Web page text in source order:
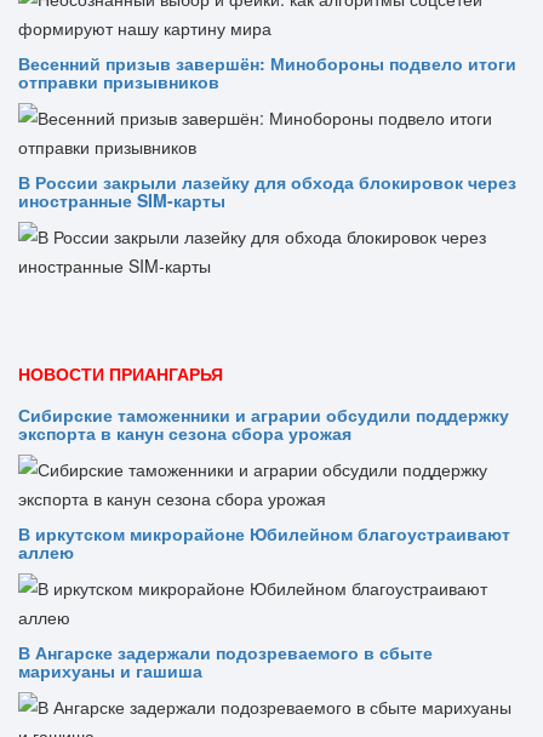
Весенний призыв завершён: Минобороны подвело итоги
отправки призывников
В России закрыли лазейку для обхода блокировок через
иностранные SIM-карты
НОВОСТИ ПРИАНГАРЬЯ
Сибирские таможенники и аграрии обсудили поддержку
экспорта в канун сезона сбора урожая
В иркутском микрорайоне Юбилейном благоустраивают
аллею
В Ангарске задержали подозреваемого в сбыте
марихуаны и гашиша